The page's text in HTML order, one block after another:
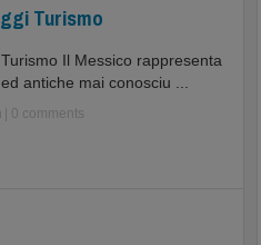
Turismo
Il Messico rappresenta
antiche mai conosciu ...
0 comments